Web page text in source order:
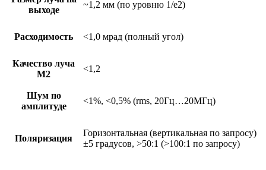
выходе
~1,2 мм (по уровню 1/e2)
Расходимость <1,0 мрад (полный угол)
Качество луча
М2
<1,2
Шум по
амплитуде
<1%, <0,5% (rms, 20Гц…20МГц)
Поляризация
Горизонтальная (вертикальная по запросу)
±5 градусов, >50:1 (>100:1 по запросу)